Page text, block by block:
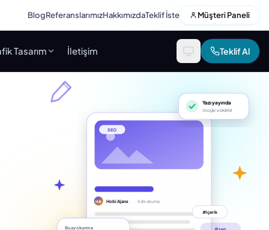
BlogReferanslarımızHakkımızdaTeklif İste Müşteri Paneli
Tasarım İletişim Teklif Al
SEO
HA
Yazı yayında
Google’a bildirildi